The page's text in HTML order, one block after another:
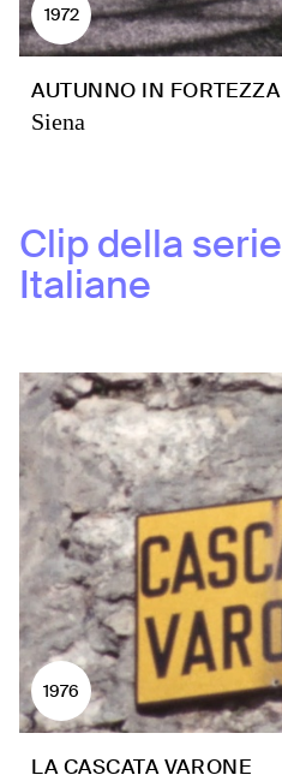
1972
AUTUNNO IN FORTEZZA
Siena
Clip della serie
Italiane
1976
LA CASCATA VARONE